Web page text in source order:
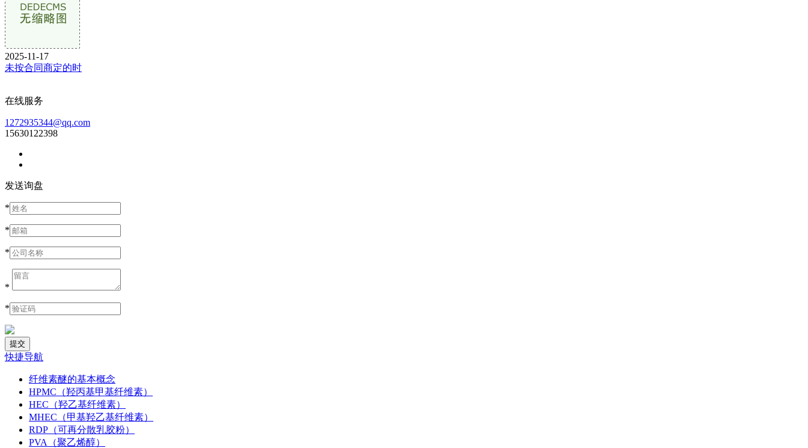
2025-11-17
未按合同商定的时
在线服务
1272935344@qq.com
15630122398
发送询盘
*
*
*
*
*
快捷导航
纤维素醚的基本概念
HPMC（羟丙基甲基纤维素）
HEC（羟乙基纤维素）
MHEC（甲基羟乙基纤维素）
RDP（可再分散乳胶粉）
PVA（聚乙烯醇）